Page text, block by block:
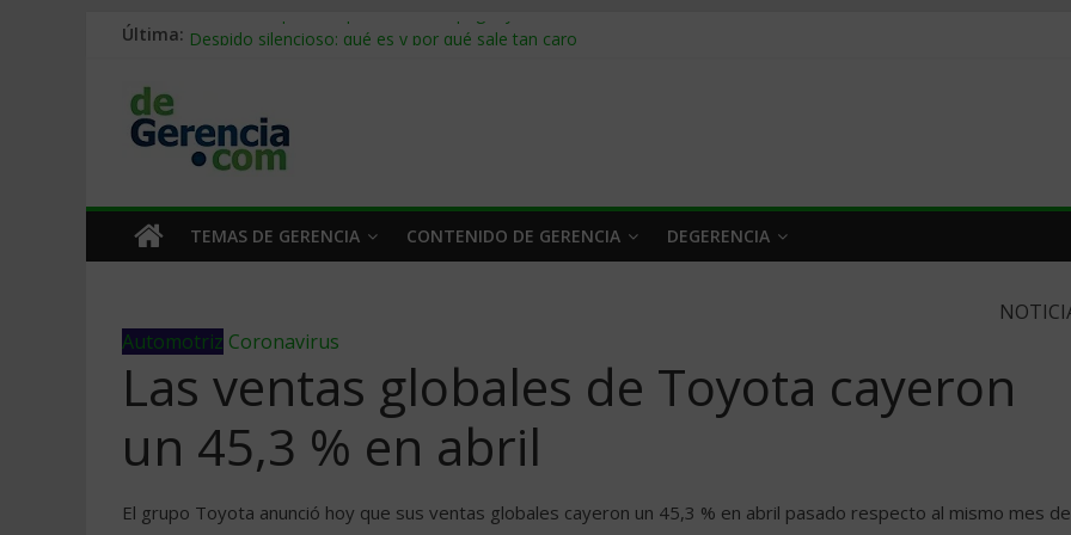
Última: Stablecoins para empresas: cómo pagar y cobrar en 2026
Trabajo forzoso en la cadena de suministro: qué hacer
Mercado hispano de EE. UU.: cómo segmentarlo y venderle
TEMAS DE GERENCIA CONTENIDO DE GERENCIA DEGERENCIA
Automotriz Coronavirus
Las ventas globales de Toyota cayeron
un 45,3 % en abril
El grupo Toyota anunció hoy que sus ventas globales cayeron un 45,3 % en abril pasado respecto al mismo mes de